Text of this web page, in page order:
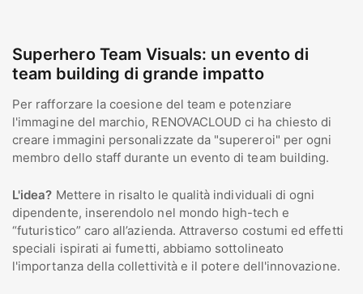
Superhero Team Visuals: un evento di
team building di grande impatto
Per rafforzare la coesione del team e potenziare
l'immagine del marchio, RENOVACLOUD ci ha chiesto di
creare immagini personalizzate da "supereroi" per ogni
membro dello staff durante un evento di team building.
L'idea? Mettere in risalto le qualità individuali di ogni
dipendente, inserendolo nel mondo high-tech e
“futuristico” caro all’azienda. Attraverso costumi ed effetti
speciali ispirati ai fumetti, abbiamo sottolineato
l'importanza della collettività e il potere dell'innovazione.